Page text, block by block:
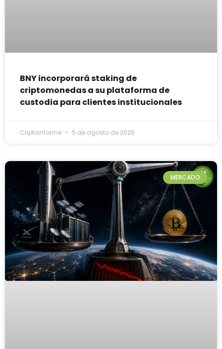
BNY incorporará staking de
criptomonedas a su plataforma de
custodia para clientes institucionales
Criptoinforme 5 de agosto de 2026
MERCADO